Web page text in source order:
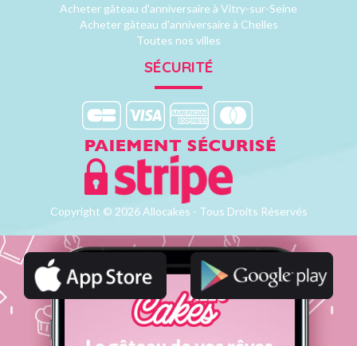
Acheter gâteau d'anniversaire à Vitry-sur-Seine
Acheter gâteau d'anniversaire à Chelles
Toutes nos villes
SÉCURITÉ
Copyright © 2026 Allocakes - Tous Droits Réservés